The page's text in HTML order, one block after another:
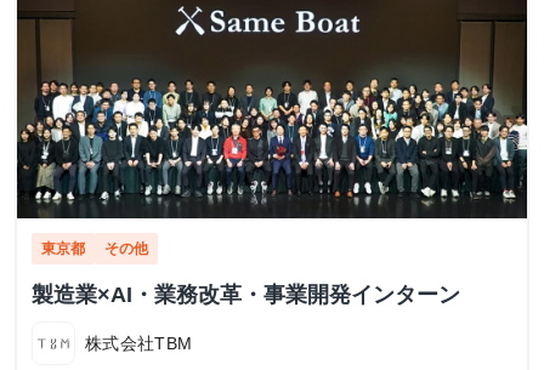
東京都 その他
製造業×AI・業務改革・事業開発インターン
株式会社TBM